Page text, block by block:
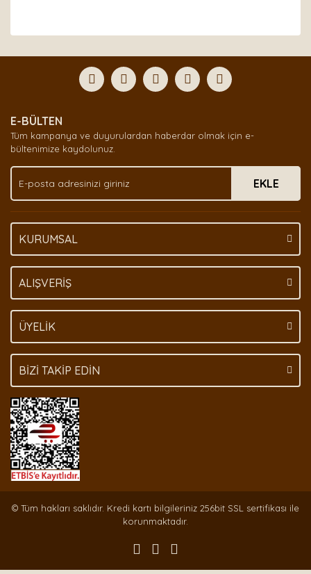
Yorum Yaz
formunu kullanarak tarafımıza iletebilirsiniz.
Görüş ve önerileriniz için teşekkür ederiz.
Ürün açıklamasında eksik bilgiler bulunuyor.
Ürün bilgilerinde hatalar bulunuyor.
Bu ürüne benzer farklı alternatifler olmalı.
E-BÜLTEN
Tüm kampanya ve duyurulardan haberdar olmak için e-
bültenimize kaydolunuz.
EKLE
KURUMSAL
ALIŞVERİŞ
ÜYELİK
BİZİ TAKİP EDİN
© Tüm hakları saklıdır. Kredi kartı bilgileriniz 256bit SSL sertifikası ile
korunmaktadır.